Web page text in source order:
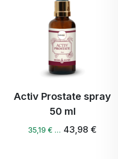
Activ Prostate spray
50 ml
35,19 € … 43,98 €